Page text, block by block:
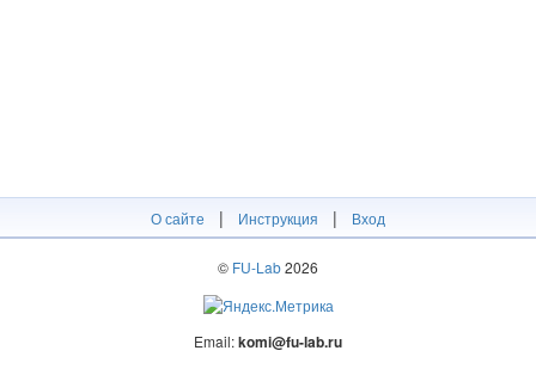
О сайте | Инструкция | Вход
© FU-Lab2026
Email:komi@fu-lab.ru